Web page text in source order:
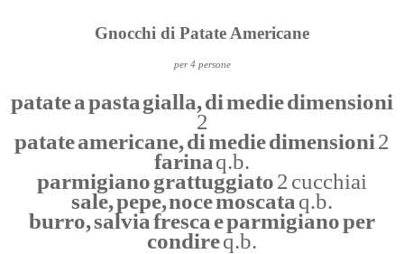
Gnocchi di Patate Americane
per 4 persone
patate a pasta gialla, di medie dimensioni
2
patate americane, di medie dimensioni2
farinaq.b.
parmigiano grattuggiato2 cucchiai
sale, pepe, noce moscata q.b.
burro, salvia fresca e parmigiano per
condireq.b.